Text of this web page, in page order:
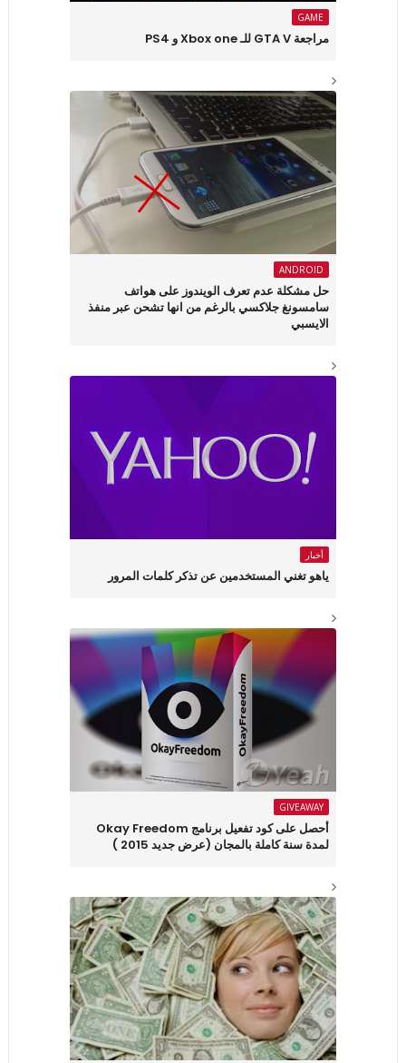
GAME
مراجعة GTA V للـ Xbox one و PS4
ANDROID
حل مشكلة عدم تعرف الويندوز على هواتف
سامسونغ جلاكسي بالرغم من انها تشحن عبر منفذ
الايسبي
أخبار
ياهو تغني المستخدمين عن تذكر كلمات المرور
GIVEAWAY
أحصل على كود تفعيل برنامج Okay Freedom
لمدة سنة كاملة بالمجان (عرض جديد 2015 )